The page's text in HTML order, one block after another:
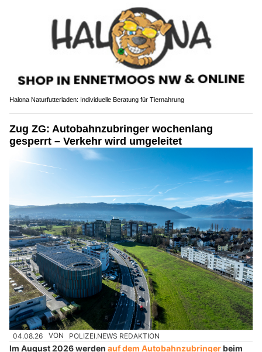
Halona Naturfutterladen: Individuelle Beratung für Tiernahrung
Zug ZG: Autobahnzubringer wochenlang
gesperrt – Verkehr wird umgeleitet
04.08.26 VON POLIZEI.NEWS REDAKTION
Im August 2026 werden auf dem Autobahnzubringerbeim